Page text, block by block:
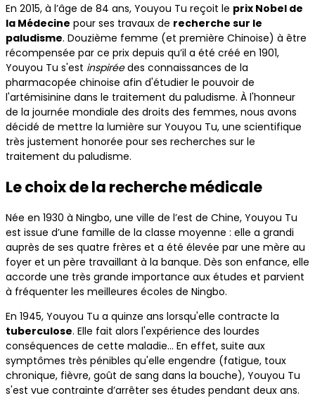
En 2015, à l’âge de 84 ans, Youyou Tu reçoit le prix Nobel de
la Médecine pour ses travaux de recherche sur le
paludisme. Douzième femme (et première Chinoise) à être
récompensée par ce prix depuis qu’il a été créé en 1901,
Youyou Tu s'est inspiréedes connaissances de la
pharmacopée chinoise afin d'étudier le pouvoir de
l'artémisinine dans le traitement du paludisme. À l'honneur
de la journée mondiale des droits des femmes, nous avons
décidé de mettre la lumière sur Youyou Tu, une scientifique
très justement honorée pour ses recherches sur le
traitement du paludisme.
Le choix de la recherche médicale
Née en 1930 à Ningbo, une ville de l’est de Chine, Youyou Tu
est issue d’une famille de la classe moyenne : elle a grandi
auprès de ses quatre frères et a été élevée par une mère au
foyer et un père travaillant à la banque. Dès son enfance, elle
accorde une très grande importance aux études et parvient
à fréquenter les meilleures écoles de Ningbo.
En 1945, Youyou Tu a quinze ans lorsqu'elle contracte la
tuberculose. Elle fait alors l'expérience des lourdes
conséquences de cette maladie... En effet, suite aux
symptômes très pénibles qu'elle engendre (fatigue, toux
chronique, fièvre, goût de sang dans la bouche), Youyou Tu
s'est vue contrainte d’arrêter ses études pendant deux ans.